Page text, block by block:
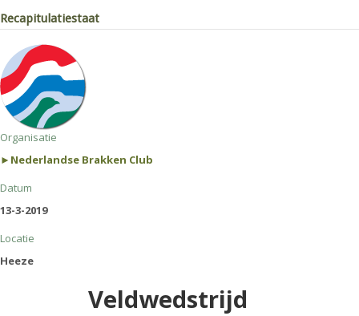
Recapitulatiestaat
Organisatie
►Nederlandse Brakken Club
Datum
13-3-2019
Locatie
Heeze
Veldwedstrijd